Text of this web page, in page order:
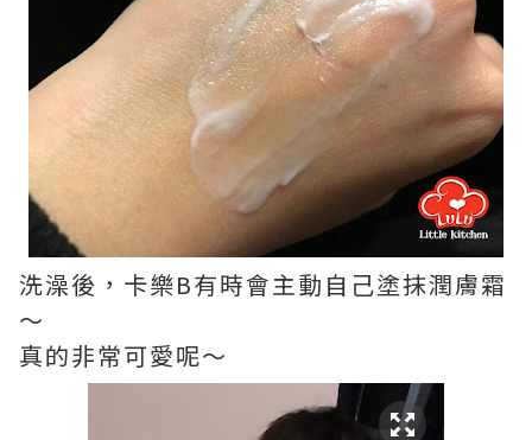
洗澡後，卡樂B有時會主動自己塗抹潤膚霜
～
真的非常可愛呢～